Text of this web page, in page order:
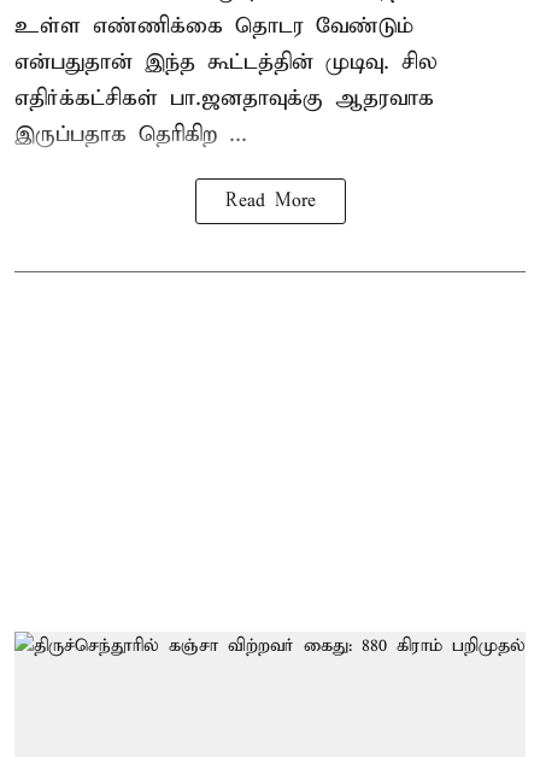
உள்ள எண்ணிக்கை தொடர வேண்டும்
என்பதுதான் இந்த கூட்டத்தின் முடிவு. சில
எதிர்க்கட்சிகள் பா.ஜனதாவுக்கு ஆதரவாக
இருப்பதாக தெரிகிற ...
Read More